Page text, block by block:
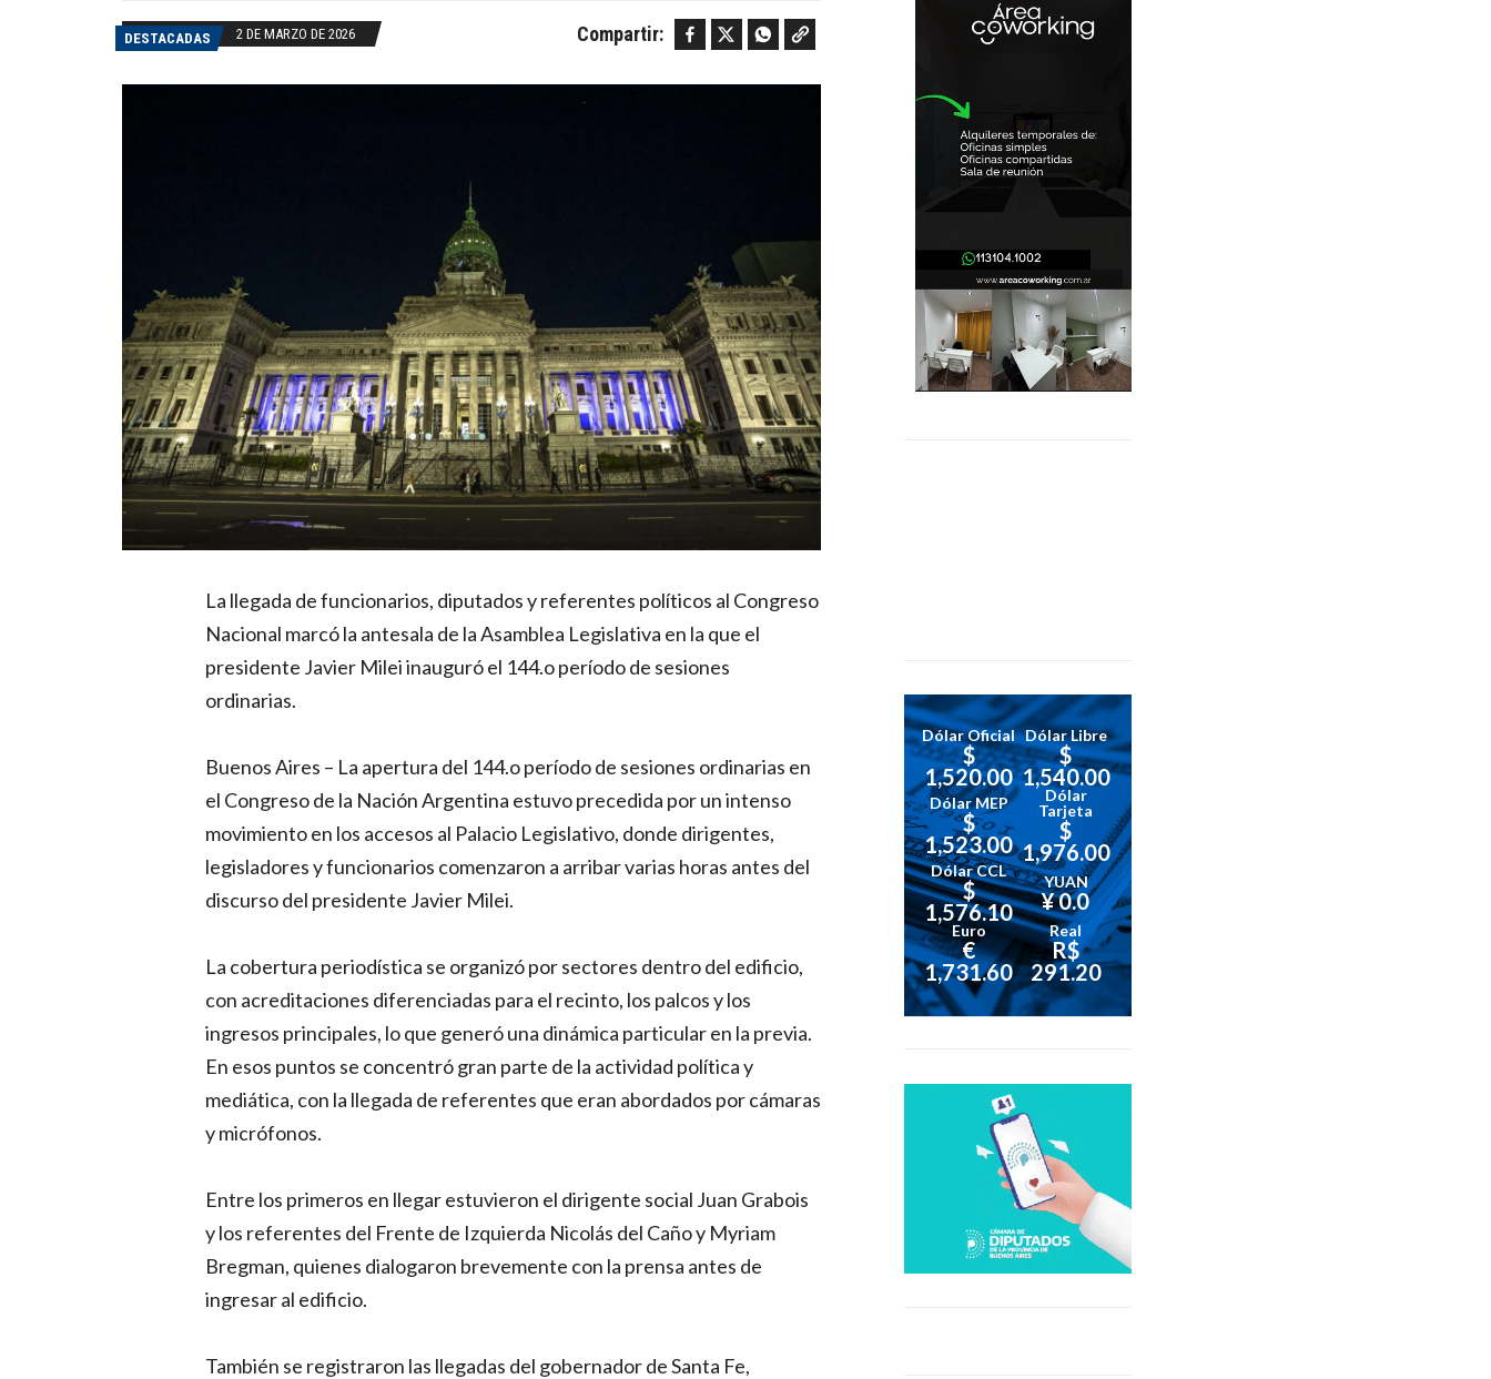
DESTACADAS 2 DE MARZO DE 2026 Compartir: Facebook Twitter WhatsApp Copy link
La llegada de funcionarios, diputados y referentes políticos al Congreso
Nacional marcó la antesala de la Asamblea Legislativa en la que el
presidente Javier Milei inauguró el 144.o período de sesiones
ordinarias.
Buenos Aires – La apertura del 144.o período de sesiones ordinarias en
el Congreso de la Nación Argentina estuvo precedida por un intenso
movimiento en los accesos al Palacio Legislativo, donde dirigentes,
legisladores y funcionarios comenzaron a arribar varias horas antes del
discurso del presidente Javier Milei.
La cobertura periodística se organizó por sectores dentro del edificio,
con acreditaciones diferenciadas para el recinto, los palcos y los
ingresos principales, lo que generó una dinámica particular en la previa.
En esos puntos se concentró gran parte de la actividad política y
mediática, con la llegada de referentes que eran abordados por cámaras
y micrófonos.
Entre los primeros en llegar estuvieron el dirigente social Juan Grabois
y los referentes del Frente de Izquierda Nicolás del Caño y Myriam
Bregman, quienes dialogaron brevemente con la prensa antes de
ingresar al edificio.
También se registraron las llegadas del gobernador de Santa Fe,
Dólar Oficial
$
1,520.00
Dólar Libre
$
1,540.00
Dólar MEP
$
1,523.00
Dólar
Tarjeta
$
1,976.00
Dólar CCL
$
1,576.10
YUAN
¥ 0.0
Euro
€
1,731.60
Real
R$
291.20